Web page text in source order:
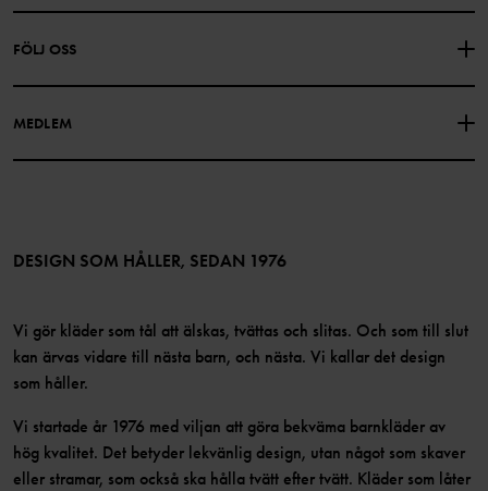
PRESENTKORTSALDO KÖPVILLKOR
INTEGRITETSPOLICY
FÖLJ OSS
MEDLEM
Bli medlem
DESIGN SOM HÅLLER, SEDAN 1976
Vi gör kläder som tål att älskas, tvättas och slitas. Och som till slut
kan ärvas vidare till nästa barn, och nästa. Vi kallar det design
som håller.
Vi startade år 1976 med viljan att göra bekväma barnkläder av
hög kvalitet. Det betyder lekvänlig design, utan något som skaver
eller stramar, som också ska hålla tvätt efter tvätt. Kläder som låter